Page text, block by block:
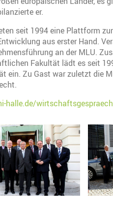
er.
seit 1994 eine Plattform
aus erster Hand.
an der MLU.
Fakultät lädt es seit
ein. Zu Gast war zuletzt die
halle.de/